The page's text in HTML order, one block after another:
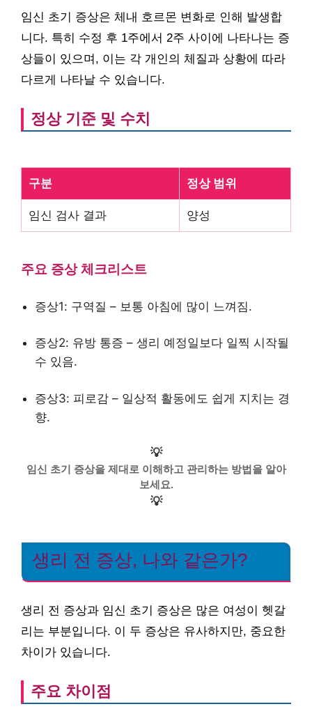
임신 초기 증상은 체내 호르몬 변화로 인해 발생합
니다. 특히 수정 후 1주에서 2주 사이에 나타나는 증
상들이 있으며, 이는 각 개인의 체질과 상황에 따라
다르게 나타날 수 있습니다.
정상 기준 및 수치
구분 정상 범위
임신 검사 결과 양성
주요 증상 체크리스트
증상1: 구역질 – 보통 아침에 많이 느껴짐.
증상2: 유방 통증 – 생리 예정일보다 일찍 시작될
수 있음.
증상3: 피로감 – 일상적 활동에도 쉽게 지치는 경
향.
💡
임신 초기 증상을 제대로 이해하고 관리하는 방법을 알아
보세요.
💡
생리 전 증상, 나와 같은가?
생리 전 증상과 임신 초기 증상은 많은 여성이 헷갈
리는 부분입니다. 이 두 증상은 유사하지만, 중요한
차이가 있습니다.
주요 차이점